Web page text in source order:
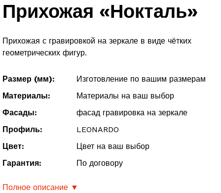
Прихожая «Нокталь»
Прихожая с гравировкой на зеркале в виде чётких
геометрических фигур.
Размер (мм):
Изготовление по вашим размерам
Материалы:
Материалы на ваш выбор
Фасады:
фасад гравировка на зеркале
Профиль:
LEONARDO
Цвет:
Цвет на ваш выбор
Гарантия:
По договору
Полное описание ▼